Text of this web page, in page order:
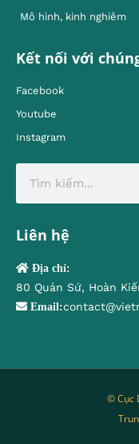
Mô hình, kinh nghiêm
Kết nối với
Facebook
Youtube
Instagram
Liên hệ
Địa chỉ:
80 Quán Sứ, Hoàn
Email:
© Cục